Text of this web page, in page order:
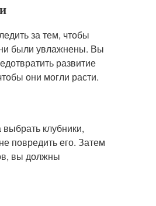
за тем, чтобы
были увлажнены. Вы
развитие
они могли расти.
клубники,
повредить его. Затем
вы должны